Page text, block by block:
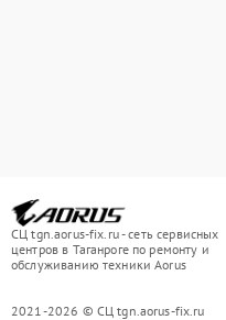
СЦ tgn.aorus-fix.ru - сеть сервисных
центров в Таганроге по ремонту и
обслуживанию техники Aorus
2021-2026 © СЦ tgn.aorus-fix.ru